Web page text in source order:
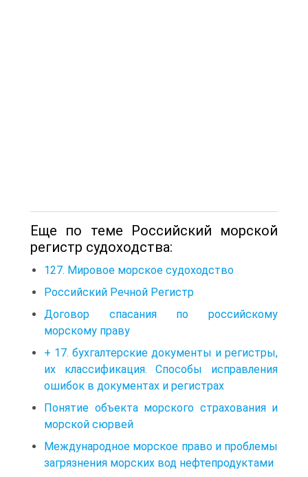
Еще по теме Российский морской
регистр судоходства:
127. Мировое морское судоходство
Российский Речной Регистр
Договор спасания по российскому
морскому праву
+ 17. бухгалтерские документы и регистры,
их классификация. Способы исправления
ошибок в документах и регистрах
Понятие объекта морского страхования и
морской сюрвей
Международное морское право и проблемы
загрязнения морских вод нефтепродуктами